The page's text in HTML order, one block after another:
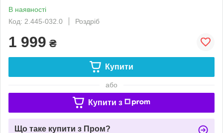
В наявності
Код: 2.445-032.0
Роздріб
1 999 ₴
Купити
або
Купити з
Що таке купити з Пром?